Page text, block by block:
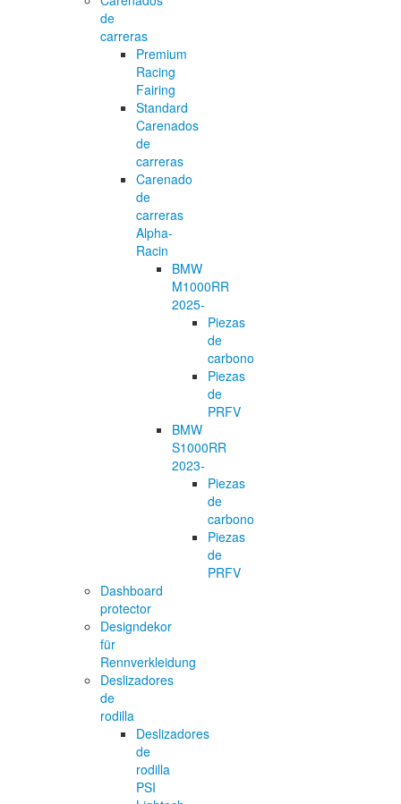
de
carreras
Premium
Racing
Fairing
Standard
Carenados
de
carreras
Carenado
de
carreras
Alpha-
Racin
BMW
M1000RR
2025-
Piezas
de
carbono
Piezas
de
PRFV
BMW
S1000RR
2023-
Piezas
de
carbono
Piezas
de
PRFV
Dashboard
protector
Designdekor
für
Rennverkleidung
Deslizadores
de
rodilla
Deslizadores
de
rodilla
PSI